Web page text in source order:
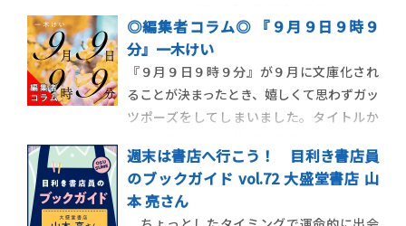
描かれる「私小説」というジャンルが挙げ
られる。しかし、近年そのジャンルが盛り
上がっているかというと、そうでもない気が
する。理由の一つに、モデルになる第三者
のプライベー
◎編集者コラム◎ 『９月９日９時９
分』一木けい
『９月９日９時９分』が９月に文庫化され
ることが決まったとき、嬉しくて思わずガッ
ツポーズをしてしまいました。タイトルか
思います。実は９月９日９時９分という日
時は、タイでとても大切な時間とされてい
るんです。（先日出かけた先で偶然見つけた
週末は書店へ行こう！ 目利き書店員
のブックガイド vol.72 大盛堂書店 山
本 亮さん